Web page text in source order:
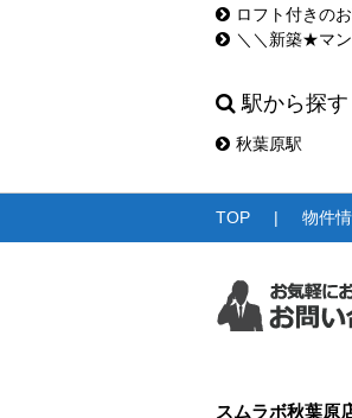
ロフト付きの
＼＼新築★マ
駅から探す
秋葉原駅
TOP 物件
スムラボ秋葉原